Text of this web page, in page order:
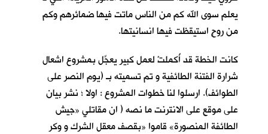
يعلم سوى الله كم من الناس ماتت فيها ضمائرهم وكم
من روحٍ استيقظت فيها انسانيتها.
كانت الخطة قد أُكملتْ لعمل كبير يعجِّل بمشروع اشعال
شرارة الفتنة الطائفية و تم تسميته بـ (يوم النصر على
الطوائف). ارسلوا لنا خطوات المشروع : اولا ؛ نشر بيان
على موقع على الانترنت ما نصه ( ان مقاتلي «جيش
الطائفة المنصورة» قاموا «بقصف معقل الشرك و وكر